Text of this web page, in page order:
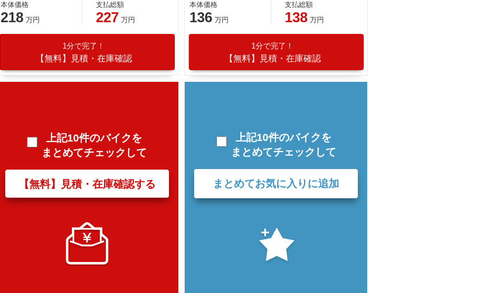
本体価格
218 万円
支払総額
227 万円
1分で完了！
【無料】見積・在庫確認
本体価格
136 万円
支払総額
138 万円
1分で完了！
【無料】見積・在庫確認
上記10件のバイクを
まとめてチェックして
【無料】見積・在庫確認する
上記10件のバイクを
まとめてチェックして
まとめてお気に入りに追加